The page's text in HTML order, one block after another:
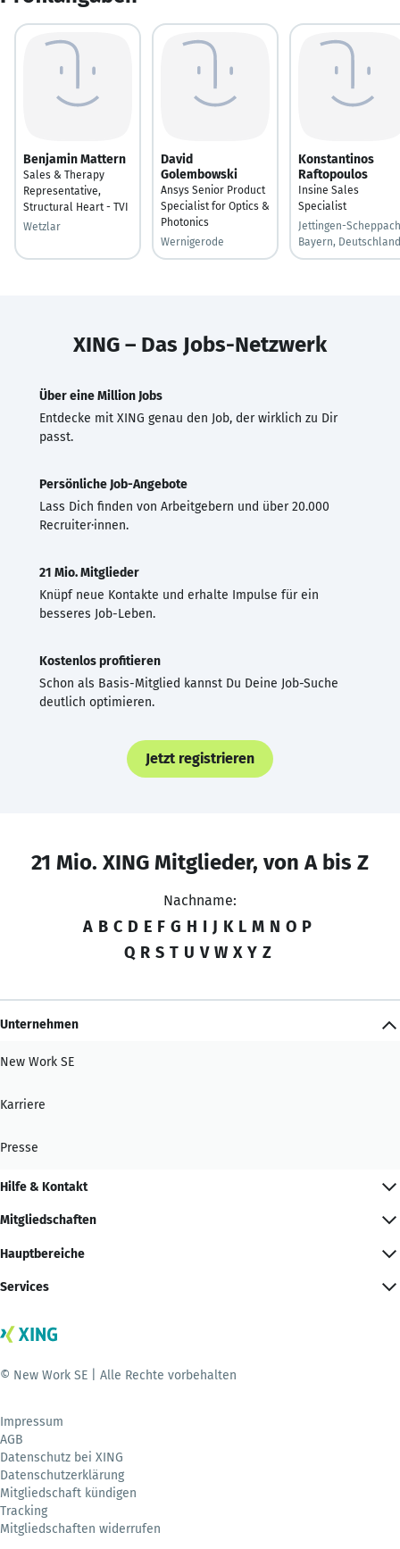
Benjamin Mattern
Sales & Therapy
Representative,
Structural Heart - TVI
Wetzlar
David
Golembowski
Ansys Senior Product
Specialist for Optics &
Photonics
Wernigerode
Konstantinos
Raftopoulos
Insine Sales
Specialist
Jettingen-
Bayern, Deutschland
XING – Das Jobs-Netzwerk
Über eine Million Jobs
Entdecke mit XING genau den Job, der wirklich zu Dir
passt.
Persönliche Job-Angebote
Lass Dich finden von Arbeitgebern und über 20.000
Recruiter·innen.
21 Mio. Mitglieder
Knüpf neue Kontakte und erhalte Impulse für ein
besseres Job-Leben.
Kostenlos profitieren
Schon als Basis-Mitglied kannst Du Deine Job-Suche
deutlich optimieren.
Jetzt registrieren
21 Mio. XING Mitglieder, von A bis Z
Nachname:
A B C D E F G H I J K L M N O P
Q R S T U V W X Y Z
Unternehmen
New Work SE
Karriere
Presse
Hilfe & Kontakt
Mitgliedschaften
Hauptbereiche
Services
© New Work SE | Alle Rechte vorbehalten
Impressum
AGB
Datenschutz bei XING
Datenschutzerklärung
Mitgliedschaft kündigen
Tracking
Mitgliedschaften widerrufen